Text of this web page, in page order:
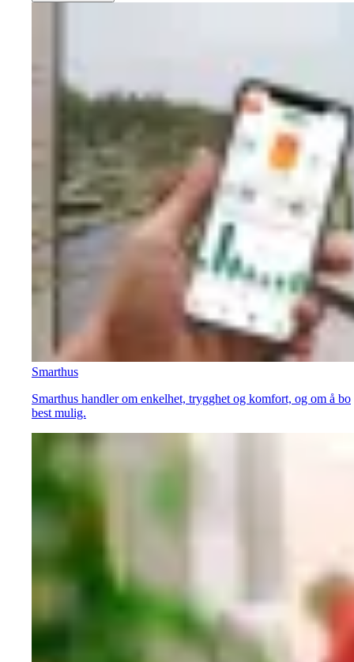
Smarthus
Smarthus handler om enkelhet, trygghet og komfort, og om å bo
best mulig.